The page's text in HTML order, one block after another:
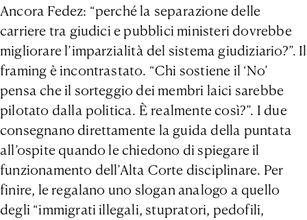
Ancora Fedez: “perché la separazione delle
carriere tra giudici e pubblici ministeri dovrebbe
migliorare l’imparzialità del sistema giudiziario?”. Il
framing è incontrastato. “Chi sostiene il ‘No’
pensa che il sorteggio dei membri laici sarebbe
pilotato dalla politica. È realmente così?”. I due
consegnano direttamente la guida della puntata
all’ospite quando le chiedono di spiegare il
funzionamento dell’Alta Corte disciplinare. Per
finire, le regalano uno slogan analogo a quello
degli “immigrati illegali, stupratori, pedofili,